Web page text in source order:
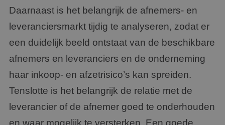
Daarnaast is het belangrijk de afnemers- en
leveranciersmarkt tijdig te analyseren, zodat er
een duidelijk beeld ontstaat van de beschikbare
afnemers en leveranciers en de onderneming
haar inkoop- en afzetrisico’s kan spreiden.
Tenslotte is het belangrijk de relatie met de
leverancier of de afnemer goed te onderhouden
en waar mogelijk te versterken. Een goede